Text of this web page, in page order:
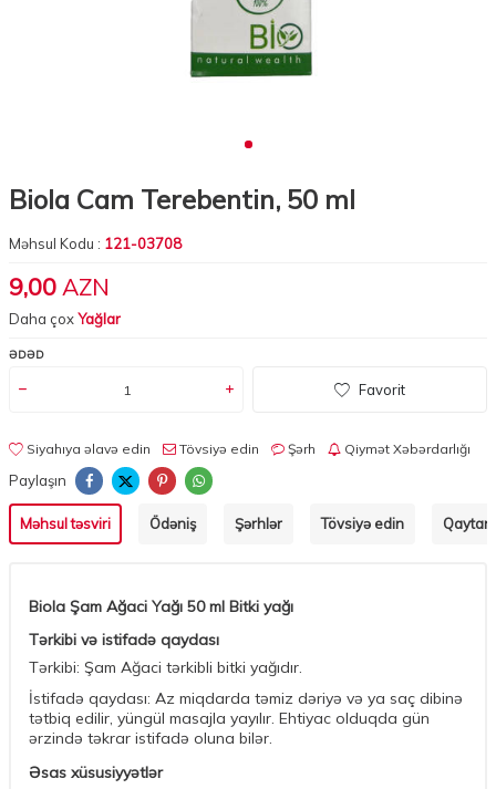
Biola Cam Terebentin, 50 ml
Məhsul Kodu : 121-03708
9,00 AZN
Daha çoxYağlar
ƏDƏD
Favorit
Siyahıya əlavə edin Tövsiyə edin Şərh Qiymət Xəbərdarlığı
Paylaşın
Məhsul təsviri Ödəniş Şərhlər Tövsiyə edin
Biola Şam Ağaci Yağı 50 ml Bitki yağı
Tərkibi və istifadə qaydası
Tərkibi: Şam Ağaci tərkibli bitki yağıdır.
İstifadə qaydası: Az miqdarda təmiz dəriyə və ya saç dibinə
tətbiq edilir, yüngül masajla yayılır. Ehtiyac olduqda gün
ərzində təkrar istifadə oluna bilər.
Əsas xüsusiyyətlər